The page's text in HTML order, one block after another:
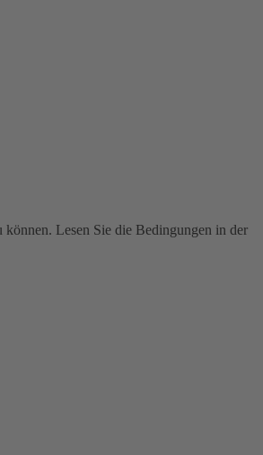
Lesen Sie die Bedingungen in der